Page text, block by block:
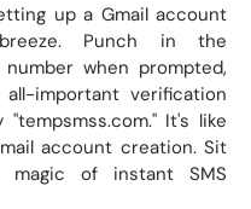
up a Gmail account
Punch in the
number when prompted,
important verification
It's like
account creation. Sit
of instant SMS